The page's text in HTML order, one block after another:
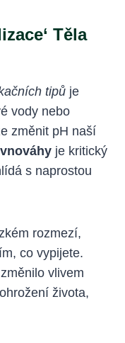
Těla
tipů je
vody nebo
změnit pH naší
je kritický
s naprostou
rozmezí,
co vypijete.
vlivem
života,